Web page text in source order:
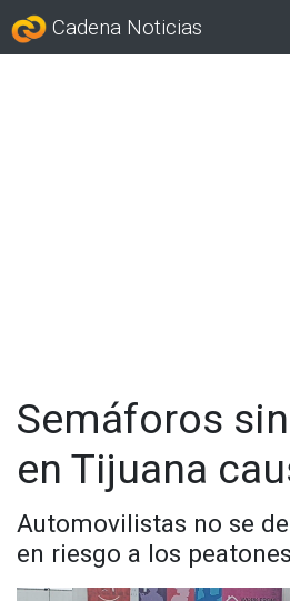
Cadena Noticias
Semáforos
en Tijuana
Automovilistas no se
en riesgo a los peatones